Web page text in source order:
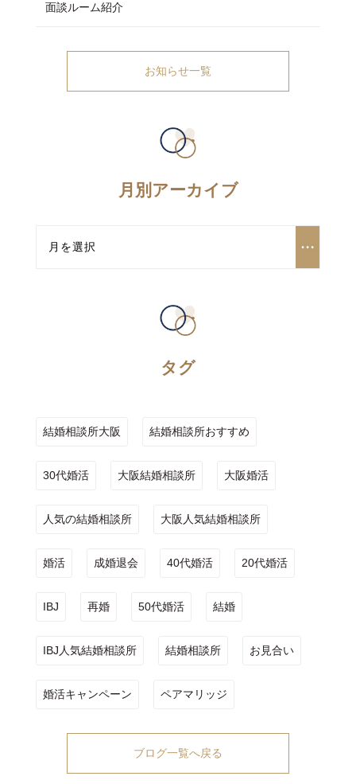
面談ルーム紹介
お知らせ一覧
月別アーカイブ
タグ
結婚相談所大阪 結婚相談所おすすめ
30代婚活 大阪結婚相談所 大阪婚活
人気の結婚相談所 大阪人気結婚相談所
婚活 成婚退会 40代婚活 20代婚活
IBJ 再婚 50代婚活 結婚
IBJ人気結婚相談所 結婚相談所 お見合い
婚活キャンペーン ペアマリッジ
ブログ一覧へ戻る